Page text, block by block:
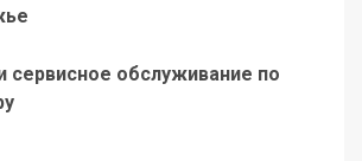
сервисное обслуживание по